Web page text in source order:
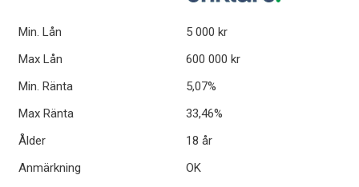
Min. Lån
5 000 kr
Max Lån
600 000 kr
Min. Ränta
5,07%
Max Ränta
33,46%
Ålder
18 år
Anmärkning
OK